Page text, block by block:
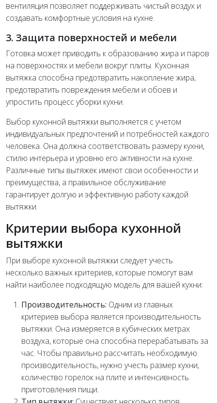
вентиляция позволяет поддерживать чистый воздух и
создавать комфортные условия на кухне.
3. Защита поверхностей и мебели
Готовка может приводить к образованию жира и паров
на поверхностях и мебели вокруг плиты. Кухонная
вытяжка способна предотвратить накопление жира,
предотвратить повреждения мебели и обоев и
упростить процесс уборки кухни.
Выбор кухонной вытяжки выполняется с учетом
индивидуальных предпочтений и потребностей каждого
человека. Она должна соответствовать размеру кухни,
стилю интерьера и уровню его активности на кухне.
Различные типы вытяжек имеют свои особенности и
преимущества, а правильное обслуживание
гарантирует долгую и эффективную работу каждой
вытяжки.
Критерии выбора кухонной
вытяжки
При выборе кухонной вытяжки следует учесть
несколько важных критериев, которые помогут вам
найти наиболее подходящую модель для вашей кухни:
Производительность: Одним из главных
критериев выбора является производительность
вытяжки. Она измеряется в кубических метрах
воздуха, которые она способна перерабатывать за
час. Чтобы правильно рассчитать необходимую
производительность, нужно учесть размер кухни,
количество горелок на плите и интенсивность
приготовления пищи.